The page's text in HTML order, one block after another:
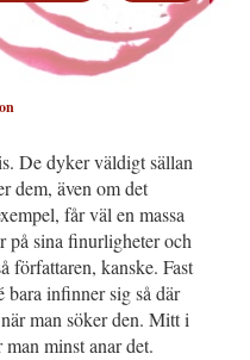
De dyker väldigt sällan
dem, även om det
får väl en massa
på sina finurligheter och
författaren, kanske. Fast
bara infinner sig så där
man söker den. Mitt i
minst anar det.